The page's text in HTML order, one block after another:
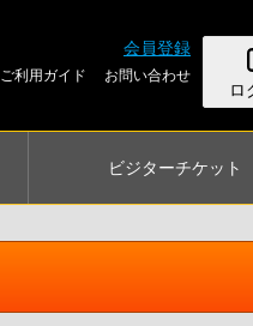
会員登録
ロ
ご利用ガイド お問い合わせ
ビジターチケット